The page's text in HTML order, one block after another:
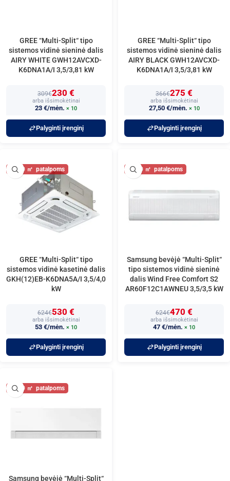
GREE “Multi-Split“ tipo
sistemos vidinė sieninė dalis
AIRY WHITE GWH12AVCXD-
K6DNA1A/I 3,5/3,81 kW
309€230 €
arba išsimokėtinai
23 €/mėn. × 10
Palyginti įrenginį
GREE “Multi-Split“ tipo
sistemos vidinė sieninė dalis
AIRY BLACK GWH12AVCXD-
K6DNA1A/I 3,5/3,81 kW
366€275 €
arba išsimokėtinai
27,50 €/mėn. × 10
Palyginti įrenginį
40
GREE “Multi-Split“ tipo
sistemos vidinė kasetinė dalis
GKH(12)EB-K6DNA5A/I 3,5/4,0
kW
624€530 €
arba išsimokėtinai
53 €/mėn. × 10
Palyginti įrenginį
40
Samsung bevėjė “Multi-Split“
tipo sistemos vidinė sieninė
dalis Wind Free Comfort S2
AR60F12C1AWNEU 3,5/3,5 kW
624€470 €
arba išsimokėtinai
47 €/mėn. × 10
Palyginti įrenginį
40
Samsung bevėjė “Multi-Split“